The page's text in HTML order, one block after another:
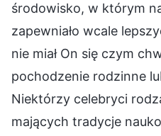
środowisko, w którym
zapewniało wcale
nie miał On się czym
pochodzenie rodzinne
Niektórzy celebryci
mających tradycje